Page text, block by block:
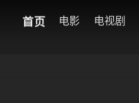
首页 电影 电视剧